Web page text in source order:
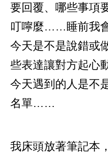
要回覆、哪些事項
叮嚀麼……睡前我
今天是不是說錯或
些表達讓對方起心
今天遇到的人是不
名單……
我床頭放著筆記本